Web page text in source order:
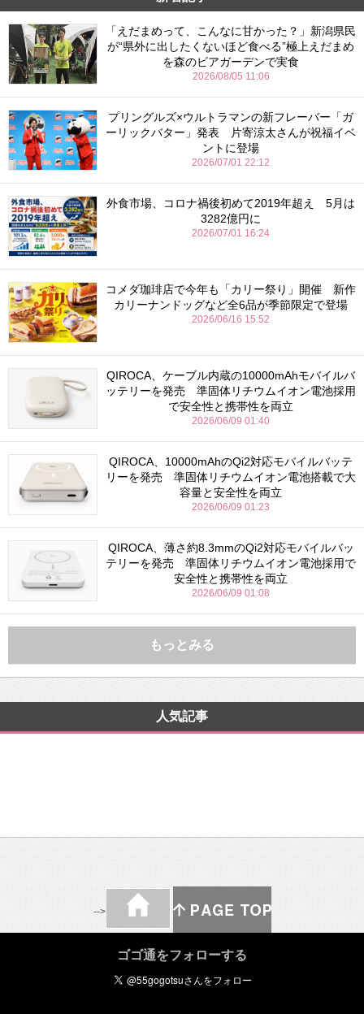
「えだまめって、こんなに甘かった？」新潟県民
が“県外に出したくないほど食べる”極上えだまめ
を森のビアガーデンで実食
2026/08/05 11:06
プリングルズ×ウルトラマンの新フレーバー「ガ
ーリックバター」発表 片寄涼太さんが祝福イベ
ントに登場
2026/07/01 22:12
外食市場、コロナ禍後初めて2019年超え 5月は
3282億円に
2026/07/01 16:24
コメダ珈琲店で今年も「カリー祭り」開催 新作
カリーナンドッグなど全6品が季節限定で登場
2026/06/16 15:52
QIROCA、ケーブル内蔵の10000mAhモバイルバ
ッテリーを発売 準固体リチウムイオン電池採用
で安全性と携帯性を両立
2026/06/09 01:40
QIROCA、10000mAhのQi2対応モバイルバッテ
リーを発売 準固体リチウムイオン電池搭載で大
容量と安全性を両立
2026/06/09 01:23
QIROCA、薄さ約8.3mmのQi2対応モバイルバッ
テリーを発売 準固体リチウムイオン電池採用で
安全性と携帯性を両立
2026/06/09 01:08
もっとみる
人気記事
-->
ゴゴ通をフォローする